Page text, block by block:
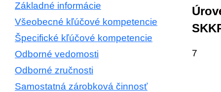
Základné informácie
Všeobecné kľúčové kompetencie
Špecifické kľúčové kompetencie
Odborné vedomosti
Odborné zručnosti
Samostatná zárobková činnosť
7